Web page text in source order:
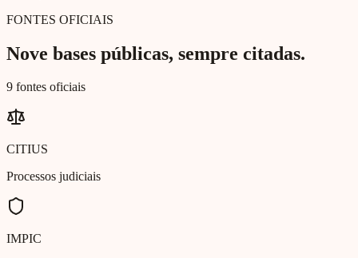
FONTES OFICIAIS
Nove bases públicas, sempre citadas.
9 fontes oficiais
CITIUS
Processos judiciais
IMPIC